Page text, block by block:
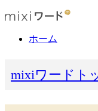
ホーム
mixiワードト